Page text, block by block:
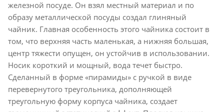
железной посуде. Он взял местный материал и по
образу металлической посуды создал глиняный
чайник. Главная особенность этого чайника состоит в
том, что верхняя часть маленькая, а нижняя большая,
центр тяжести опущен, он устойчив в использовании.
Носик короткий и мощный, вода течет быстро.
Сделанный в форме «пирамиды» с ручкой в виде
перевернутого треугольника, дополняющей
треугольную форму корпуса чайника, создает